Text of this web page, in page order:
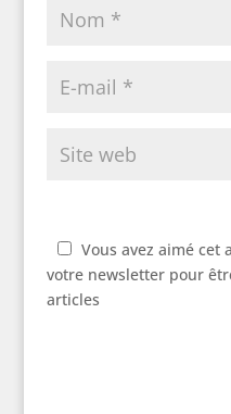
Vous avez aimé cet
votre newsletter pour
articles